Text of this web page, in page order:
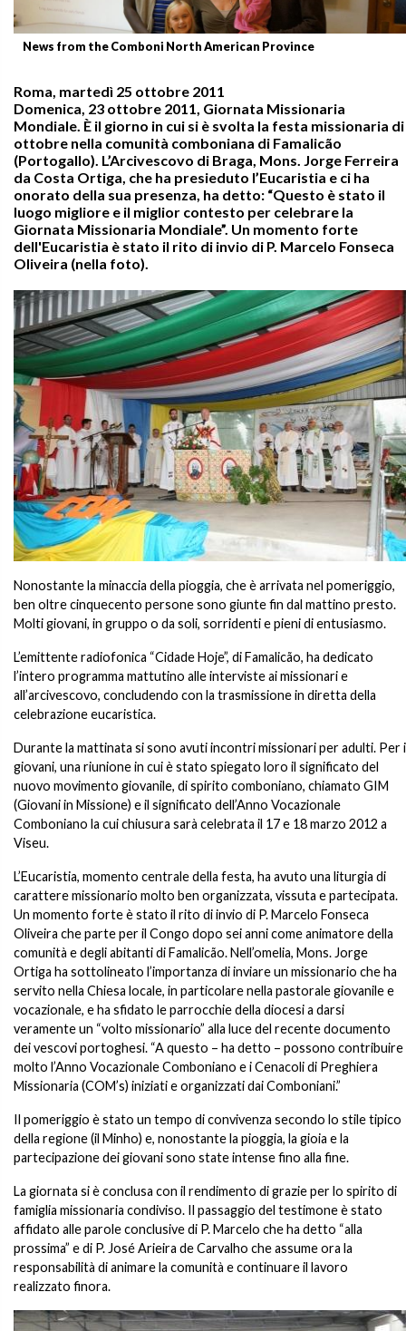
News from the Comboni North American Province
Roma, martedì 25 ottobre 2011
Domenica, 23 ottobre 2011, Giornata Missionaria
Mondiale. È il giorno in cui si è svolta la festa missionaria di
ottobre nella comunità comboniana di Famalicão
(Portogallo). L’Arcivescovo di Braga, Mons. Jorge Ferreira
da Costa Ortiga, che ha presieduto l’Eucaristia e ci ha
onorato della sua presenza, ha detto: “Questo è stato il
luogo migliore e il miglior contesto per celebrare la
Giornata Missionaria Mondiale”. Un momento forte
dell'Eucaristia è stato il rito di invio di P. Marcelo Fonseca
Oliveira (nella foto).
Nonostante la minaccia della pioggia, che è arrivata nel pomeriggio,
ben oltre cinquecento persone sono giunte fin dal mattino presto.
Molti giovani, in gruppo o da soli, sorridenti e pieni di entusiasmo.
L’emittente radiofonica “Cidade Hoje”, di Famalicão, ha dedicato
l’intero programma mattutino alle interviste ai missionari e
all’arcivescovo, concludendo con la trasmissione in diretta della
celebrazione eucaristica.
Durante la mattinata si sono avuti incontri missionari per adulti. Per i
giovani, una riunione in cui è stato spiegato loro il significato del
nuovo movimento giovanile, di spirito comboniano, chiamato GIM
(Giovani in Missione) e il significato dell’Anno Vocazionale
Comboniano la cui chiusura sarà celebrata il 17 e 18 marzo 2012 a
Viseu.
L’Eucaristia, momento centrale della festa, ha avuto una liturgia di
carattere missionario molto ben organizzata, vissuta e partecipata.
Un momento forte è stato il rito di invio di P. Marcelo Fonseca
Oliveira che parte per il Congo dopo sei anni come animatore della
comunità e degli abitanti di Famalicão. Nell’omelia, Mons. Jorge
Ortiga ha sottolineato l’importanza di inviare un missionario che ha
servito nella Chiesa locale, in particolare nella pastorale giovanile e
vocazionale, e ha sfidato le parrocchie della diocesi a darsi
veramente un “volto missionario” alla luce del recente documento
dei vescovi portoghesi. “A questo – ha detto – possono contribuire
molto l’Anno Vocazionale Comboniano e i Cenacoli di Preghiera
Missionaria (COM’s) iniziati e organizzati dai Comboniani.”
Il pomeriggio è stato un tempo di convivenza secondo lo stile tipico
della regione (il Minho) e, nonostante la pioggia, la gioia e la
partecipazione dei giovani sono state intense fino alla fine.
La giornata si è conclusa con il rendimento di grazie per lo spirito di
famiglia missionaria condiviso. Il passaggio del testimone è stato
affidato alle parole conclusive di P. Marcelo che ha detto “alla
prossima” e di P. José Arieira de Carvalho che assume ora la
responsabilità di animare la comunità e continuare il lavoro
realizzato finora.